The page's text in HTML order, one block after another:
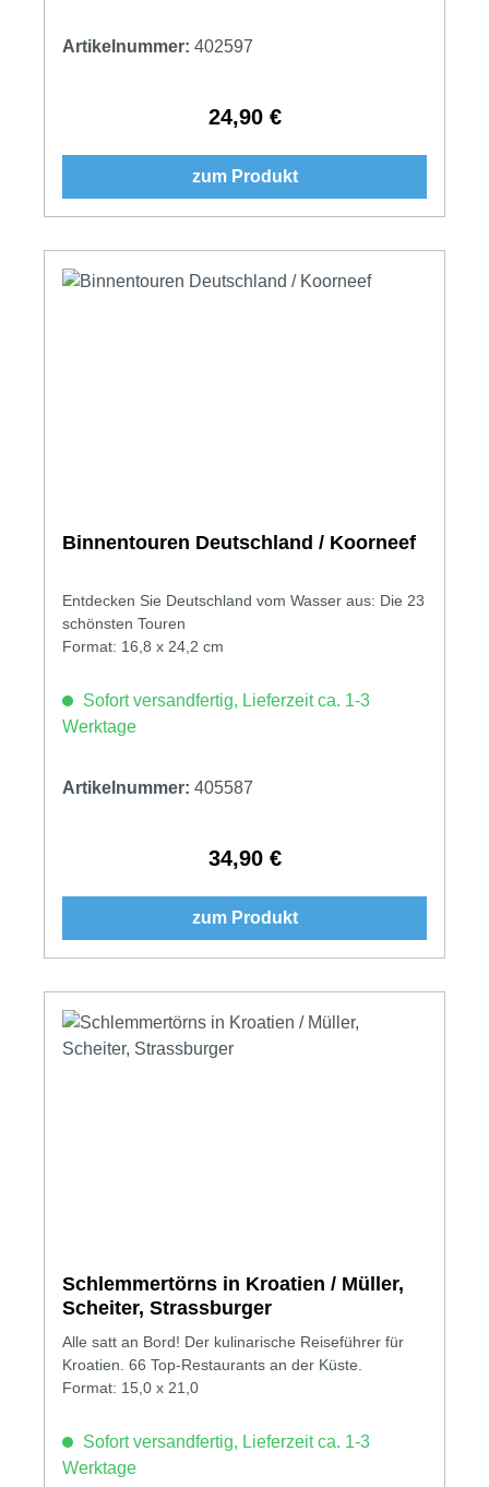
Artikelnummer: 402597
Regulärer Preis:
24,90 €
zum Produkt
Binnentouren Deutschland / Koorneef
Entdecken Sie Deutschland vom Wasser aus: Die 23
schönsten Touren
Format: 16,8 x 24,2 cm
Sofort versandfertig, Lieferzeit ca. 1-3
Werktage
Artikelnummer: 405587
Regulärer Preis:
34,90 €
zum Produkt
Schlemmertörns in Kroatien / Müller,
Scheiter, Strassburger
Alle satt an Bord! Der kulinarische Reiseführer für
Kroatien. 66 Top-Restaurants an der Küste.
Format: 15,0 x 21,0
Sofort versandfertig, Lieferzeit ca. 1-3
Werktage